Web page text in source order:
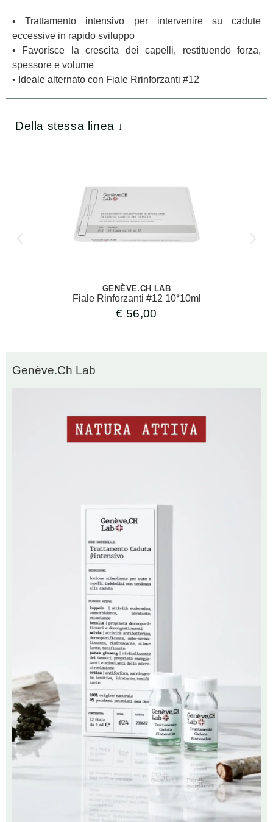
• Trattamento intensivo per intervenire su cadute
eccessive in rapido sviluppo
• Favorisce la crescita dei capelli, restituendo forza,
spessore e volume
• Ideale alternato con Fiale Rrinforzanti #12
Della stessa linea ↓
GENÈVE.CH LAB
Fiale Rinforzanti #12 10*10ml
€ 56,00
Genève.Ch Lab